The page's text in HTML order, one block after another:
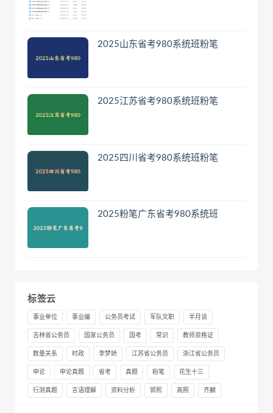
2025山东省考980系统班粉笔
2025江苏省考980系统班粉笔
2025四川省考980系统班粉笔
2025粉笔广东省考980系统班
标签云
事业单位 事业编 公务员考试 军队文职 半月谈
吉林省公务员 国家公务员 国考 常识 教师资格证
数量关系 时政 李梦娇 江苏省公务员 浙江省公务员
申论 申论真题 省考 真题 粉笔 花生十三
行测真题 言语理解 资料分析 郭熙 高照 齐麟